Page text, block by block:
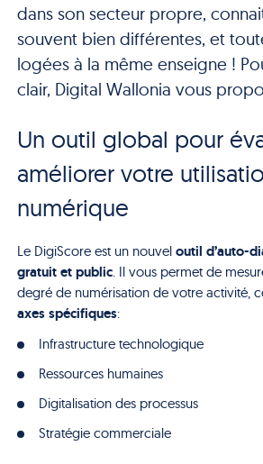
dans son secteur propre,
souvent bien différentes, et
logées à la même enseigne !
clair, Digital Wallonia vous
Un outil global pour
améliorer votre
numérique
Le DigiScore est un nouvel outil d’auto-
gratuit et public. Il vous permet de
degré de numérisation de votre activité,
axes spécifiques:
Infrastructure technologique
Ressources humaines
Digitalisation des processus
Stratégie commerciale